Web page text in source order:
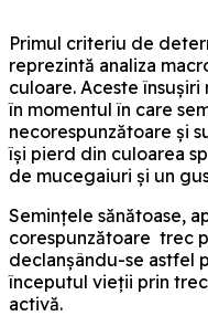
Primul criteriu de
reprezintă analiza
culoare. Aceste
în momentul în care
necorespunzătoare și
își pierd din culoarea
de mucegaiuri și un
Semințele sănătoase,
corespunzătoare trec
declanșându-se astfel
începutul vieții prin
activă.